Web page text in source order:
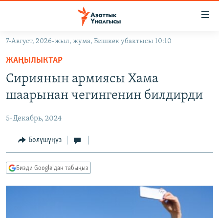
Навигацияга
өтүңүз
Издөөгө
салыңызКЫРГЫЗСТАН
ЭКОНОМИКА
МАДАНИЯТ
ДҮЙНӨ
БОРБОР АЗИЯ
УКРАИНА
АТАЙЫН ИЛИКТӨӨ
ТВ ПРОГРАММАЛАР
ЭКСПЕРТТЕР ТАЛДАЙТ
ӨЗГӨЧӨ ПИКИР
7-Август, 2026-жыл, жума, Бишкек убактысы 10:10
ЖАҢЫЛЫКТАР
Сириянын армиясы Хама
шаарынан чегингенин билдирди
5-Декабрь, 2024
Бөлүшүңүз
Бизди Google'дан табыңыз